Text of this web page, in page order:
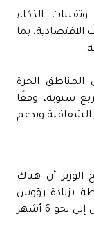
الذكاء
الاقتصادية، بما
المناطق الحرة
سنوية، وفقًا
الشفافية ويدعم
الوزير أن هناك
بزيادة رؤوس
أموال الشركات، والتي قد تستغرق وقتًا يصل إلى نحو 6 أشهر